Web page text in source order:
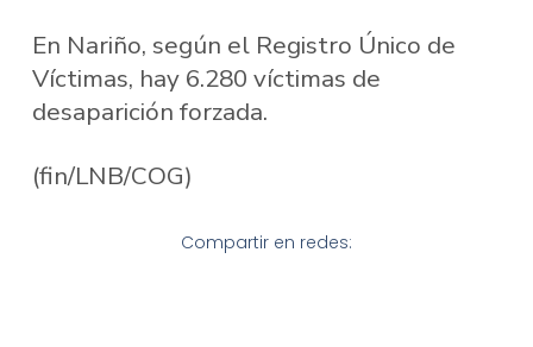
En Nariño, según el Registro Único de
Víctimas, hay 6.280 víctimas de
desaparición forzada.
(fin/LNB/COG)
Compartir en redes: